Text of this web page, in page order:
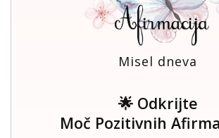
Misel dneva
🌟 Odkrijte
Moč Pozitivnih